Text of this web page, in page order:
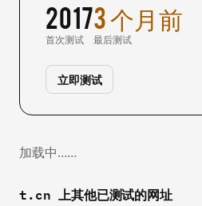
2017
首次测试
3 个月前
最后测试
立即测试
加载中……
t.cn 上其他已测试的网址